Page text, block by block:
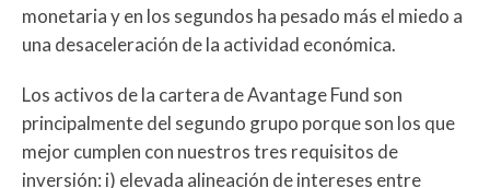
monetaria y en los segundos ha pesado más el miedo a
una desaceleración de la actividad económica.
Los activos de la cartera de Avantage Fund son
principalmente del segundo grupo porque son los que
mejor cumplen con nuestros tres requisitos de
inversión: i) elevada alineación de intereses entre